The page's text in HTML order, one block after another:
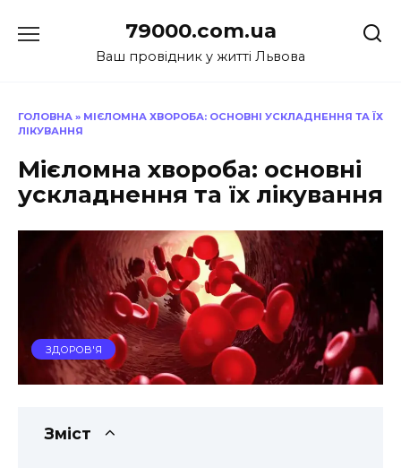
до
79000.com.ua
Ваш провідник у житті Львова
ГОЛОВНА » МІЄЛОМНА ХВОРОБА: ОСНОВНІ УСКЛАДНЕННЯ ТА ЇХ
ЛІКУВАННЯ
Мієломна хвороба: основні
ускладнення та їх лікування
ЗДОРОВ'Я
Зміст